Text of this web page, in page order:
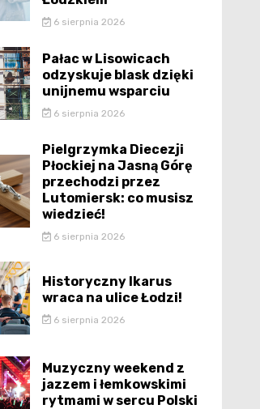
6 sierpnia 2026
Pałac w Lisowicach
odzyskuje blask dzięki
unijnemu wsparciu
6 sierpnia 2026
Pielgrzymka Diecezji
Płockiej na Jasną Górę
przechodzi przez
Lutomiersk: co musisz
wiedzieć!
6 sierpnia 2026
Historyczny Ikarus
wraca na ulice Łodzi!
6 sierpnia 2026
Muzyczny weekend z
jazzem i łemkowskimi
rytmami w sercu Polski